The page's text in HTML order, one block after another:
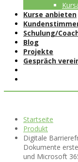
Kurse anbieten
Schulung/
Blog
Projekte
Gespräch
Startseite
Produkt
Digitale
Dokumente
und Microsoft